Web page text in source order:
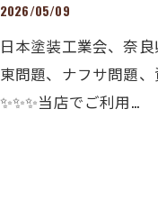
2026/05/09
日本塗装工業会、奈
東問題、ナフサ問題
✨✨✨当店でご利用…